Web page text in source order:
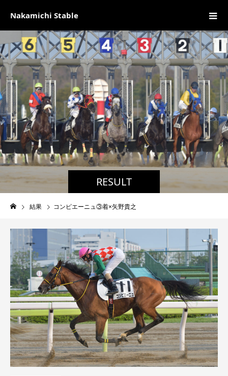
Nakamichi Stable
RESULT
結果 コンピエーニュ③着×矢野貴之